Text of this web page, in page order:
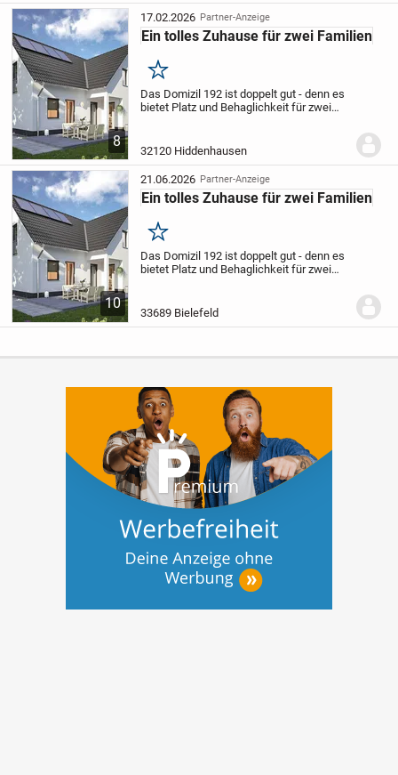
8
17.02.2026 Partner-Anzeige
Ein tolles Zuhause für zwei Familien
Merken
Das Domizil 192 ist doppelt gut - denn es
bietet Platz und Behaglichkeit für zwei
großes Wohn- und Schlafzimmer sowie
32120 Hiddenhausen
10
21.06.2026 Partner-Anzeige
Ein tolles Zuhause für zwei Familien
Merken
Das Domizil 192 ist doppelt gut - denn es
bietet Platz und Behaglichkeit für zwei
großes Wohn- und Schlafzimmer sowie
33689 Bielefeld